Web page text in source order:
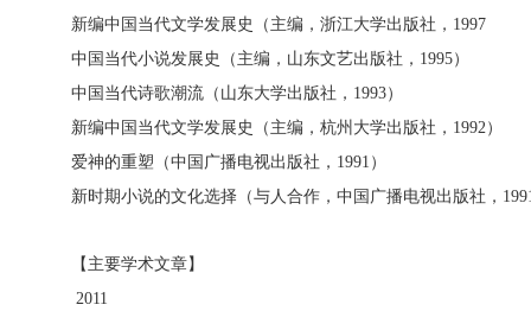
新编中国当代文学发展史（主编，浙江大学出版社， 1997
中国当代小说发展史（主编，山东文艺出版社， 1995）
中国当代诗歌潮流（山东大学出版社， 1993）
新编中国当代文学发展史（主编，杭州大学出版社， 1992 ）
爱神的重塑（中国广播电视出版社， 1991 ）
新时期小说的文化选择（与人合作，中国广播电视出版社，
【主要学术文章】
2011